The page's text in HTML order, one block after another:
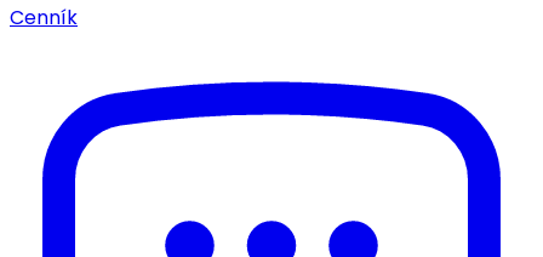
Cenník